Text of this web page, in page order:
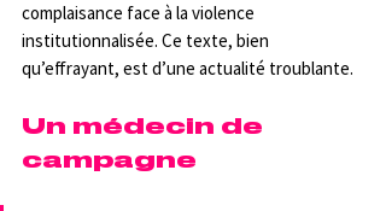
complaisance face à la violence
institutionnalisée. Ce texte, bien
qu’effrayant, est d’une actualité troublante.
Un médecin de
campagne